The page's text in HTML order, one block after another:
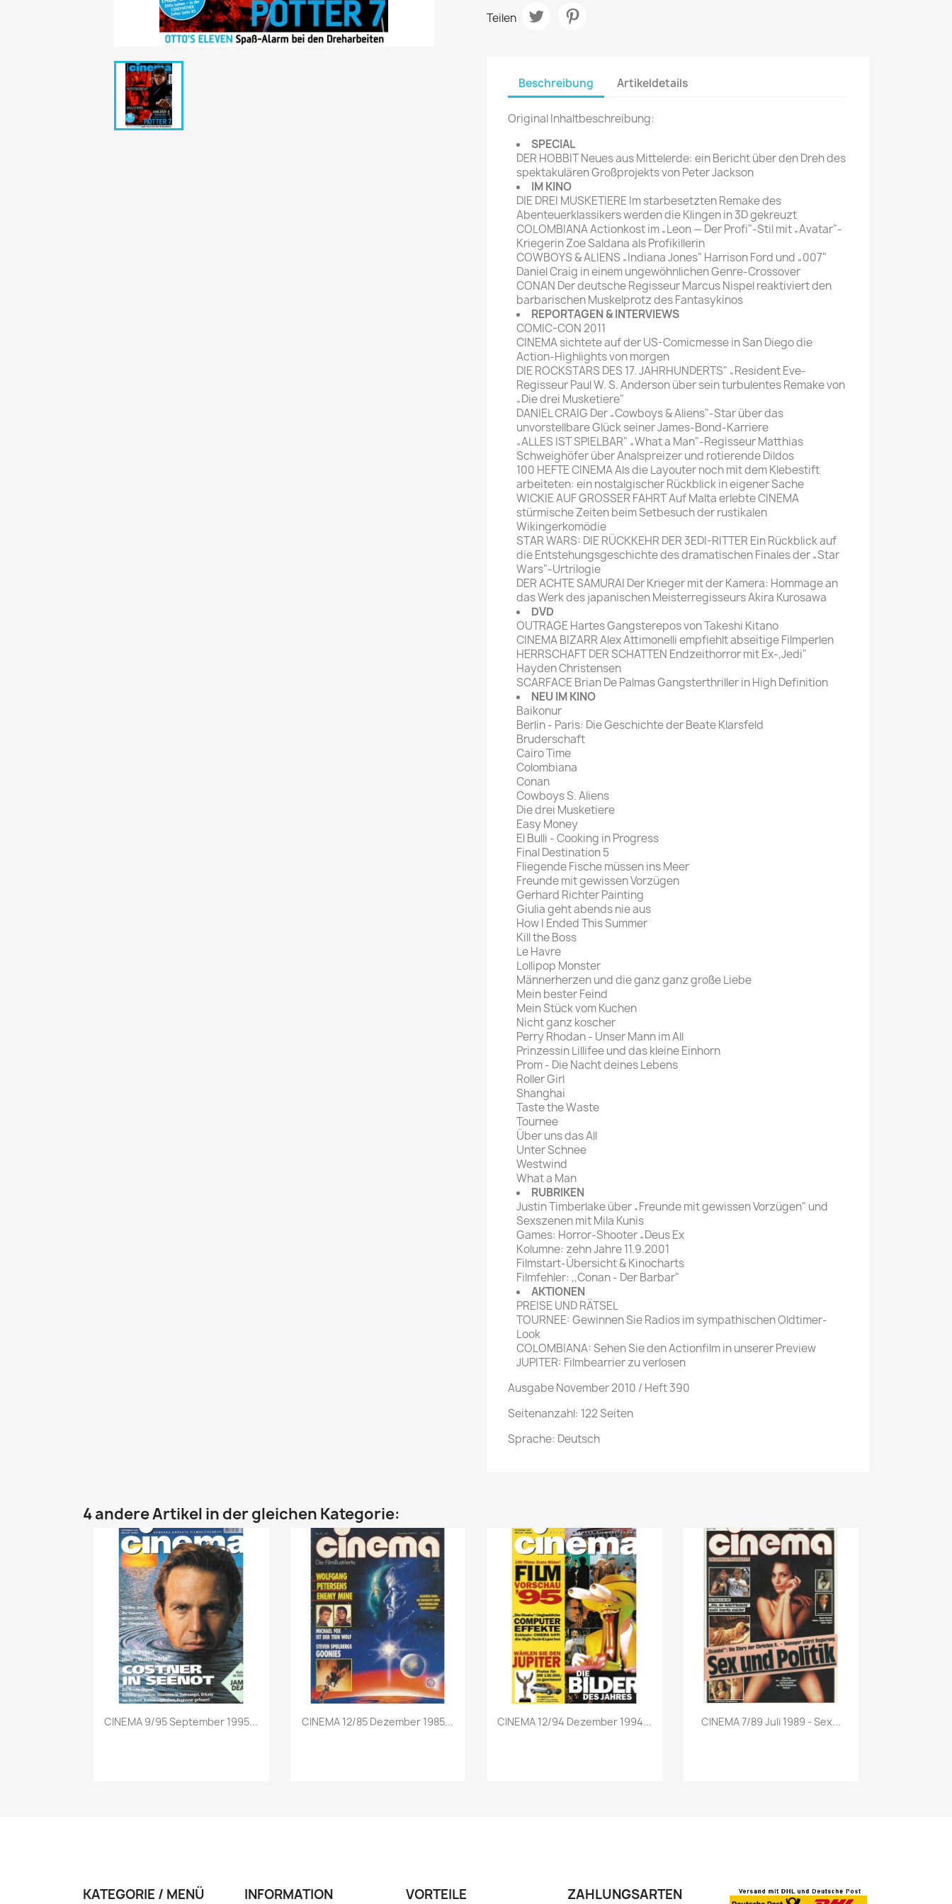
Bunte Illustrierte Zeitschrift
Cicero Zeitschrift
Bravo Screenfun
Mare
TAGES &
WOCHENZEITUNGEN
Bildzeitung
Frankfurter Allgemeine
Magazin
Frankfurter Illustrierte
Sonstige
Magazine
Teilen
Beschreibung Artikeldetails
Original Inhaltbeschreibung:
SPECIAL
DER HOBBIT Neues aus Mittelerde: ein Bericht über den Dreh des
spektakulären Großprojekts von Peter Jackson
IM KINO
DIE DREI MUSKETIERE Im starbesetzten Remake des
Abenteuerklassikers werden die Klingen in 3D gekreuzt
COLOMBIANA Actionkost im „Leon — Der Profi"-Stil mit „Avatar"-
Kriegerin Zoe Saldana als Profikillerin
COWBOYS & ALIENS „Indiana Jones" Harrison Ford und „007"
Daniel Craig in einem ungewöhnlichen Genre-Crossover
CONAN Der deutsche Regisseur Marcus Nispel reaktiviert den
barbarischen Muskelprotz des Fantasykinos
REPORTAGEN & INTERVIEWS
COMIC-CON 2011
CINEMA sichtete auf der US-Comicmesse in San Diego die
Action-Highlights von morgen
DIE ROCKSTARS DES 17. JAHRHUNDERTS" „Resident Eve-
Regisseur Paul W. S. Anderson über sein turbulentes Remake von
„Die drei Musketiere"
DANIEL CRAIG Der „Cowboys & Aliens"-Star über das
unvorstellbare Glück seiner James-Bond-Karriere
„ALLES IST SPIELBAR" „What a Man"-Regisseur Matthias
Schweighöfer über Analspreizer und rotierende Dildos
100 HEFTE CINEMA Als die Layouter noch mit dem Klebestift
arbeiteten: ein nostalgischer Rückblick in eigener Sache
WICKIE AUF GROSSER FAHRT Auf Malta erlebte CINEMA
stürmische Zeiten beim Setbesuch der rustikalen
Wikingerkomödie
STAR WARS: DIE RÜCKKEHR DER 3EDI-RITTER Ein Rückblick auf
die Entstehungsgeschichte des dramatischen Finales der „Star
Wars"-Urtrilogie
DER ACHTE SAMURAI Der Krieger mit der Kamera: Hommage an
das Werk des japanischen Meisterregisseurs Akira Kurosawa
DVD
OUTRAGE Hartes Gangsterepos von Takeshi Kitano
CINEMA BIZARR Alex Attimonelli empfiehlt abseitige Filmperlen
HERRSCHAFT DER SCHATTEN Endzeithorror mit Ex-,Jedi"
Hayden Christensen
SCARFACE Brian De Palmas Gangsterthriller in High Definition
NEU IM KINO
Baikonur
Berlin - Paris: Die Geschichte der Beate Klarsfeld
Bruderschaft
Cairo Time
Colombiana
Conan
Cowboys S. Aliens
Die drei Musketiere
Easy Money
El Bulli - Cooking in Progress
Final Destination 5
Fliegende Fische müssen ins Meer
Freunde mit gewissen Vorzügen
Gerhard Richter Painting
Giulia geht abends nie aus
How I Ended This Summer
Kill the Boss
Le Havre
Lollipop Monster
Männerherzen und die ganz ganz große Liebe
Mein bester Feind
Mein Stück vom Kuchen
Nicht ganz koscher
Perry Rhodan - Unser Mann im All
Prinzessin Lillifee und das kleine Einhorn
Prom - Die Nacht deines Lebens
Roller Girl
Shanghai
Taste the Waste
Tournee
Über uns das All
Unter Schnee
Westwind
What a Man
RUBRIKEN
Justin Timberlake über „Freunde mit gewissen Vorzügen" und
Sexszenen mit Mila Kunis
Games: Horror-Shooter „Deus Ex
Kolumne: zehn Jahre 11.9.2001
Filmstart-Übersicht & Kinocharts
Filmfehler: ,,Conan - Der Barbar"
AKTIONEN
PREISE UND RÄTSEL
TOURNEE: Gewinnen Sie Radios im sympathischen Oldtimer-
Look
COLOMBIANA: Sehen Sie den Actionfilm in unserer Preview
JUPITER: Filmbearrier zu verlosen
Ausgabe November 2010 / Heft 390
Seitenanzahl: 122 Seiten
Sprache: Deutsch
4 andere Artikel in der gleichen Kategorie:
Vorschau
CINEMA 9/95 September 1995... Vorschau
CINEMA 12/85 Dezember 1985... Vorschau
CINEMA 12/94 Dezember 1994... Vorschau
CINEMA 7/89 Juli 1989 - Sex...
KATEGORIE / MENÜ INFORMATION VORTEILE ZAHLUNGSARTEN